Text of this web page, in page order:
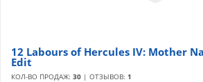
12 Labours of Hercules IV: Mother
Edit
КОЛ-ВО ПРОДАЖ: 30 | ОТЗЫВОВ: 1